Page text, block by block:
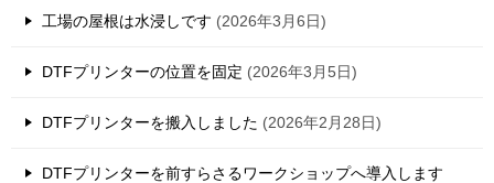
工場の屋根は水浸しです 2026年3月6日
DTFプリンターの位置を固定 2026年3月5日
DTFプリンターを搬入しました 2026年2月28日
DTFプリンターを前すらさるワークショップへ導入します